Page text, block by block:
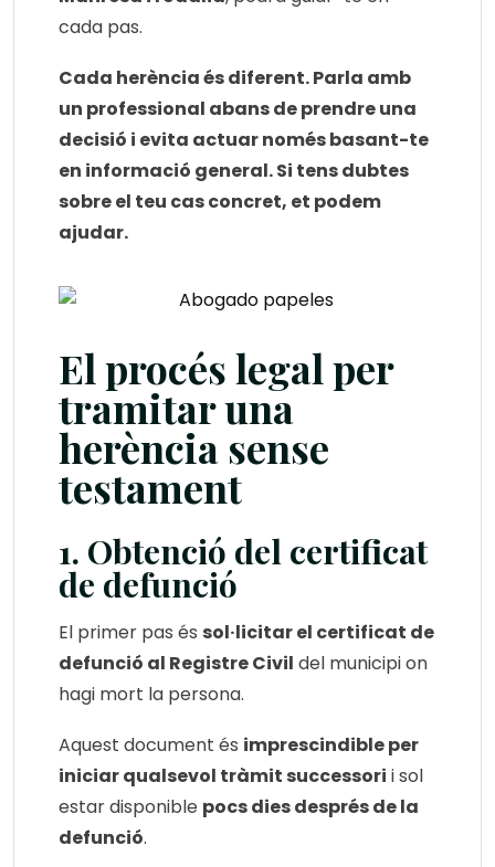
cada pas.
Cada herència és diferent. Parla amb
un professional abans de prendre una
decisió i evita actuar només basant-te
en informació general. Si tens dubtes
sobre el teu cas concret, et podem
ajudar.
El procés legal per
tramitar una
herència sense
testament
1. Obtenció del certificat
de defunció
El primer pas és sol·licitar el certificat de
defunció al Registre Civil del municipi on
hagi mort la persona.
Aquest document és imprescindible per
iniciar qualsevol tràmit successori i sol
estar disponible pocs dies després de la
defunció.